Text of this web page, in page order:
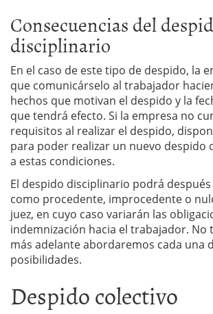
Consecuencias del
disciplinario
En el caso de este tipo de despido, la
que comunicárselo al trabajador
hechos que motivan el despido y la
que tendrá efecto. Si la empresa no
requisitos al realizar el despido,
para poder realizar un nuevo despido
a estas condiciones.
El despido disciplinario podrá
como procedente, improcedente o
juez, en cuyo caso variarán las
indemnización hacia el trabajador. No
más adelante abordaremos cada una
posibilidades.
Despido colectivo